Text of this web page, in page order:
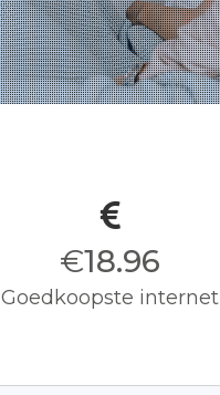
€19.00
Goedkoopste internet